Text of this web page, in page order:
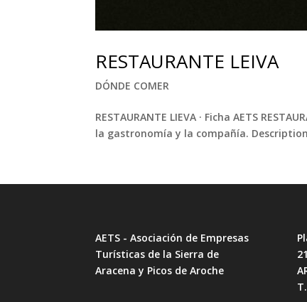
RESTAURANTE LEIVA
DÓNDE COMER
RESTAURANTE LIEVA · Ficha AETS
la gastronomía y la compañía.
AETS - Asociación de Empresas
Turísticas de la Sierra de
Aracena y Picos de Aroche